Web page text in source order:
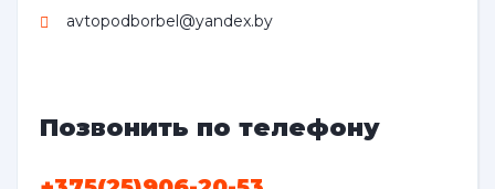
avtopodborbel@yandex.by
Позвонить по телефону